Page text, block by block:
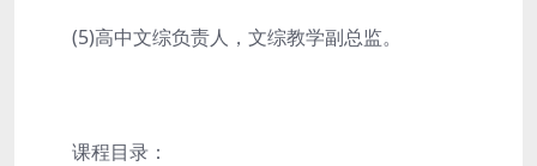
(5)高中文综负责人，文综教学副总监。
课程目录：